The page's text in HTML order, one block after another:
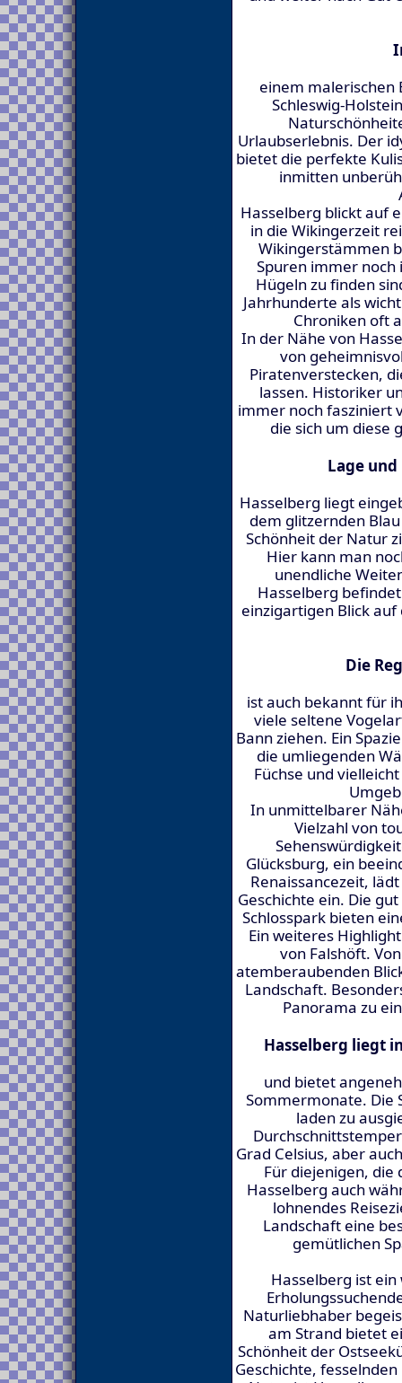
einem malerischen
Schleswig-
Urlaubserlebnis. Der
bietet die perfekte
inmitten
Hasselberg blickt auf
in die Wikingerzeit
Wikingerstämmen
Spuren immer
Hügeln zu finden
Jahrhunderte als
Chroniken oft
In der Nähe von
von
Piratenverstecken,
lassen. Historiker
immer noch fasziniert
die sich um diese
Lage
Hasselberg liegt
dem glitzernden
Schönheit der Natur
Hier kann man
unendliche
Hasselberg
einzigartigen Blick
Die
ist auch bekannt für
viele seltene
Bann ziehen. Ein
die umliegenden
Füchse und
In unmittelbarer
Vielzahl von
Glücksburg, ein
Renaissancezeit,
Geschichte ein. Die
Schlosspark bieten
Ein weiteres
von Falshöft.
atemberaubenden
Landschaft.
Panorama zu
Hasselberg liegt
und bietet
Sommermonate. Die
laden zu
Grad Celsius, aber
Für diejenigen, die
Hasselberg auch
lohnendes
Landschaft eine
gemütlichen
Hasselberg ist
Naturliebhaber
am Strand bietet
Schönheit der
Geschichte,